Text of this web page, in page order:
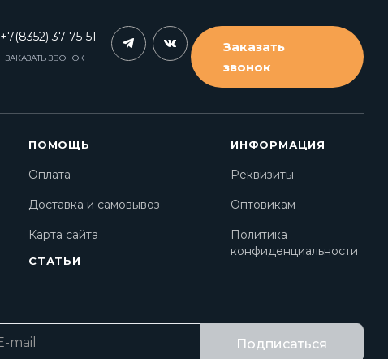
+7(8352) 37-75-51
ЗАКАЗАТЬ ЗВОНОК
Заказать
звонок
ПОМОЩЬ
Оплата
Доставка и самовывоз
Карта сайта
СТАТЬИ
ИНФОРМАЦИЯ
Реквизиты
Оптовикам
Политика
конфиденциальности
Подписаться